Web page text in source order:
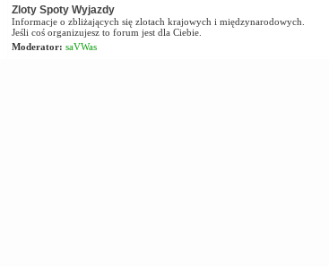
Zloty Spoty Wyjazdy
Informacje o zbliżających się zlotach krajowych i międzynarodowych.
Jeśli coś organizujesz to forum jest dla Ciebie.
Moderator: saVWas